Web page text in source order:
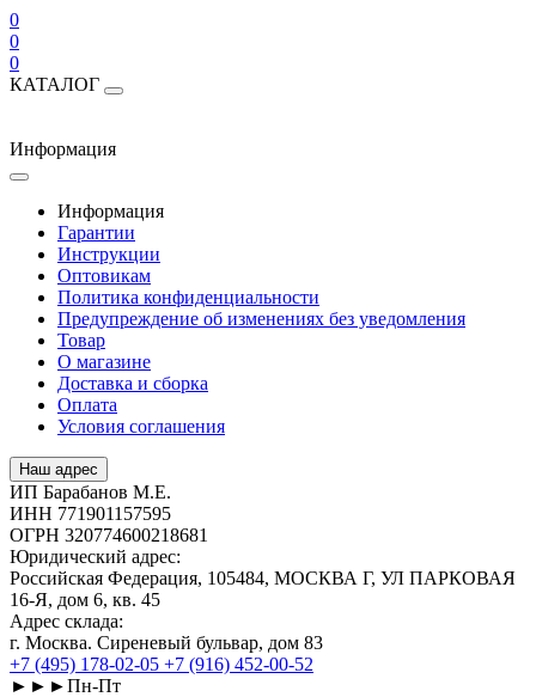
0
0
0
КАТАЛОГ
Информация
Информация
Гарантии
Инструкции
Оптовикам
Политика конфиденциальности
Предупреждение об изменениях без уведомления
Товар
О магазине
Доставка и сборка
Оплата
Условия соглашения
Наш адрес
ИП Барабанов М.Е.
ИНН 771901157595
ОГРН 320774600218681
Юридический адрес:
Российская Федерация, 105484, МОСКВА Г, УЛ ПАРКОВАЯ
16-Я, дом 6, кв. 45
Адрес склада:
г. Москва. Сиреневый бульвар, дом 83
+7 (495) 178-02-05 +7 (916) 452-00-52
►►►Пн-Пт